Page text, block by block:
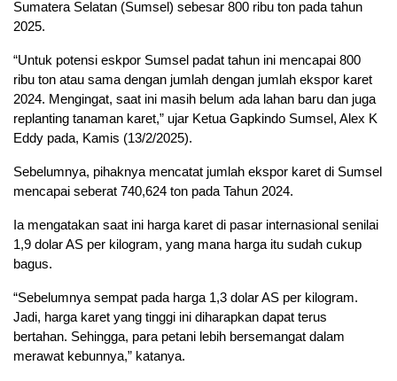
Sumatera Selatan (Sumsel) sebesar 800 ribu ton pada tahun
2025.
“Untuk potensi eskpor Sumsel padat tahun ini mencapai 800
ribu ton atau sama dengan jumlah dengan jumlah ekspor karet
2024. Mengingat, saat ini masih belum ada lahan baru dan juga
replanting tanaman karet,” ujar Ketua Gapkindo Sumsel, Alex K
Eddy pada, Kamis (13/2/2025).
Sebelumnya, pihaknya mencatat jumlah ekspor karet di Sumsel
mencapai seberat 740,624 ton pada Tahun 2024.
Ia mengatakan saat ini harga karet di pasar internasional senilai
1,9 dolar AS per kilogram, yang mana harga itu sudah cukup
bagus.
“Sebelumnya sempat pada harga 1,3 dolar AS per kilogram.
Jadi, harga karet yang tinggi ini diharapkan dapat terus
bertahan. Sehingga, para petani lebih bersemangat dalam
merawat kebunnya,” katanya.